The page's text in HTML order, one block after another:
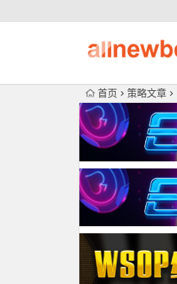
首页 策略文章